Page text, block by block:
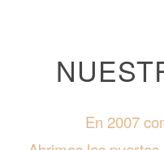
En 2007